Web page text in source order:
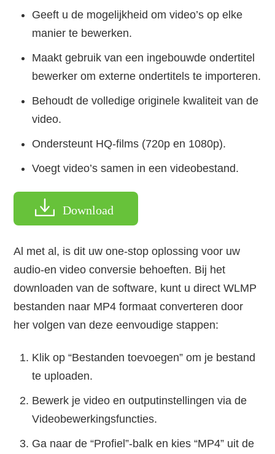
Geeft u de mogelijkheid om video’s op elke
manier te bewerken.
Maakt gebruik van een ingebouwde ondertitel
bewerker om externe ondertitels te importeren.
Behoudt de volledige originele kwaliteit van de
video.
Ondersteunt HQ-films (720p en 1080p).
Voegt video’s samen in een videobestand.
Download
Al met al, is dit uw one-stop oplossing voor uw
audio-en video conversie behoeften. Bij het
downloaden van de software, kunt u direct WLMP
bestanden naar MP4 formaat converteren door
her volgen van deze eenvoudige stappen:
Klik op “Bestanden toevoegen” om je bestand
te uploaden.
Bewerk je video en outputinstellingen via de
Videobewerkingsfuncties.
Ga naar de “Profiel”-balk en kies “MP4” uit de